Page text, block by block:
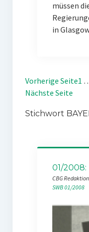
müssen
in
Vorherige Seite1
Nächste Seite
Stichwort
01/
CBG Redaktion
SWB 01/2008